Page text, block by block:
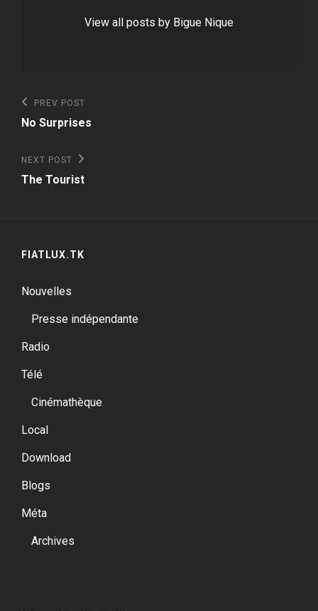
View all posts by Bigue Nique
Navigation
de
Previous
Post
PREV POST
No Surprises
Next
Post
NEXT POST
The Tourist
FIATLUX.TK
Nouvelles
Presse indépendante
Radio
Télé
Cinémathèque
Local
Download
Blogs
Méta
Archives